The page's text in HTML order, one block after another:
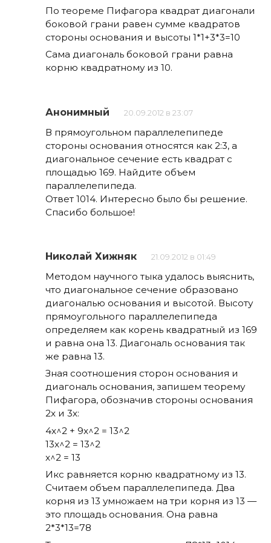
По теореме Пифагора квадрат диагонали
боковой грани равен сумме квадратов
стороны основания и высоты 1*1+3*3=10
Сама диагональ боковой грани равна
корню квадратному из 10.
Анонимный 20.09.2012 в 23:07
В прямоугольном параллелепипеде
стороны основания относятся как 2:3, а
диагональное сечение есть квадрат с
площадью 169. Найдите объем
параллелепипеда.
Ответ 1014. Интересно было бы решение.
Спасибо большое!
Николай Хижняк 21.09.2012 в 01:49
Методом научного тыка удалось выяснить,
что диагональное сечение образовано
диагональю основания и высотой. Высоту
прямоугольного параллелепипеда
определяем как корень квадратный из 169
и равна она 13. Диагональ основания так
же равна 13.
Зная соотношения сторон основания и
диагональ основания, запишем теорему
Пифагора, обозначив стороны основания
2х и 3х:
4x^2 + 9x^2 = 13^2
13x^2 = 13^2
x^2 = 13
Икс равняется корню квадратному из 13.
Считаем объем параллелепипеда. Два
корня из 13 умножаем на три корня из 13 —
это площадь основания. Она равна
2*3*13=78